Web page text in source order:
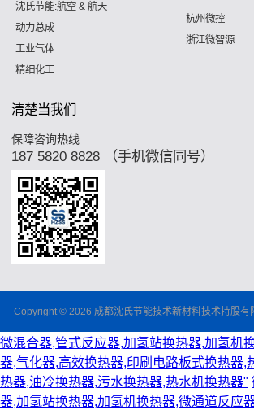
沈氏节能:航空 & 航天
动力总成
工业气体
精细化工
杭州微控
浙江微智源
清楚当我们
保障咨询热线
187 5820 8828 （手机微信同号）
Copyright © 2026 成都沈氏节能技术新材料技术持股有
微混合器,管式反应器,加氢站换热器,加氢机
器,气化器,高效换热器,印刷电路板式换热器,
热器,油冷换热器,污水换热器,热水机换热器"
器,加氢站换热器,加氢机换热器,微通道反应